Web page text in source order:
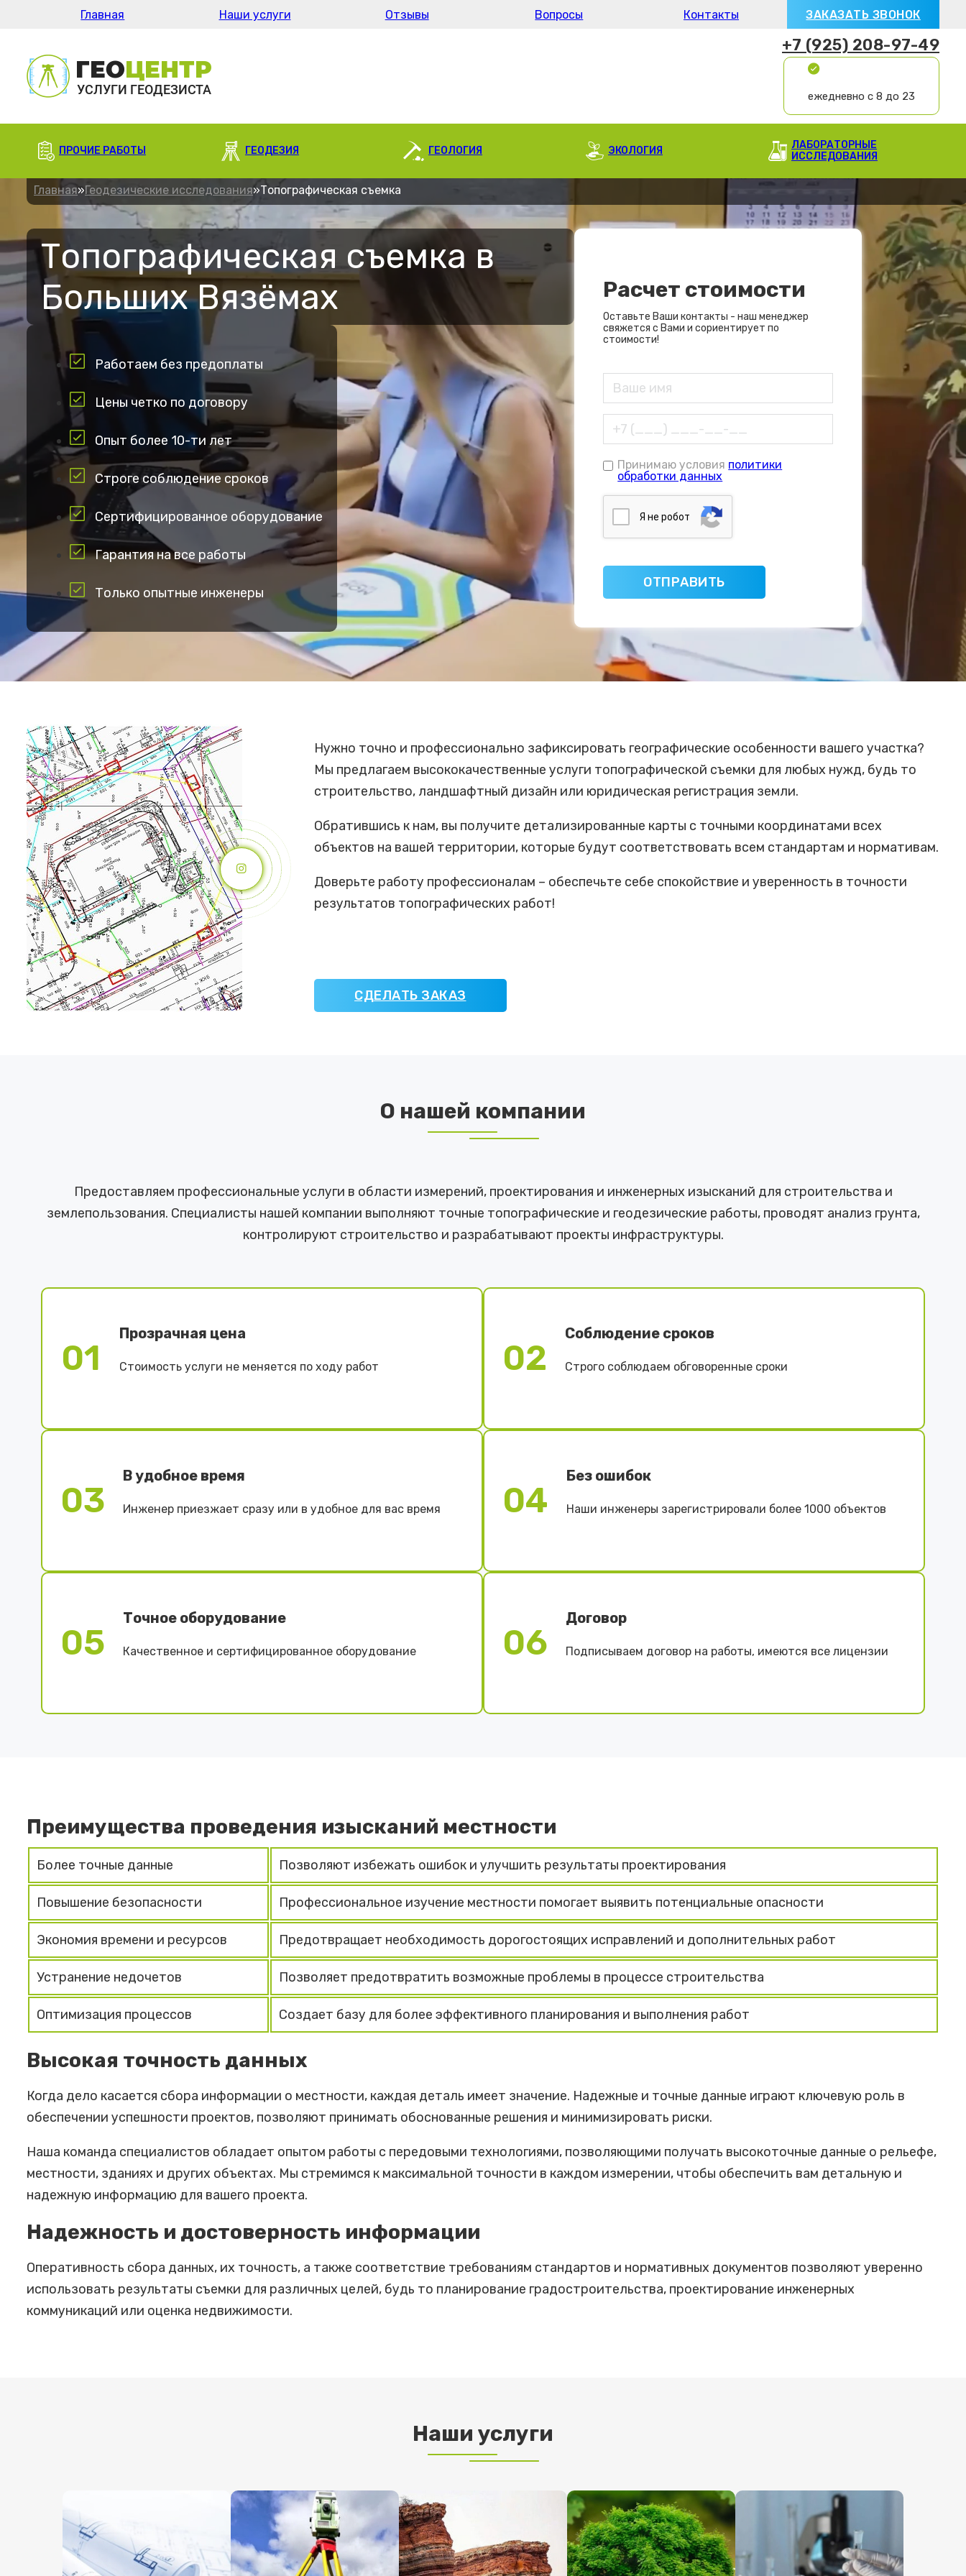
Главная Наши услуги Отзывы Вопросы Контакты ЗАКАЗАТЬ ЗВОНОК
+7 (925) 208-97-49
ежедневно с 8 до 23
ПРОЧИЕ РАБОТЫ ГЕОДЕЗИЯ ГЕОЛОГИЯ ЭКОЛОГИЯ
ЛАБОРАТОРНЫЕ
ИССЛЕДОВАНИЯ
Главная»Геодезические исследования»Топографическая съемка
Топографическая съемка в
Больших Вязёмах
Работаем без предоплаты
Цены четко по договору
Опыт более 10-ти лет
Строге соблюдение сроков
Сертифицированное оборудование
Гарантия на все работы
Только опытные инженеры
Расчет стоимости
Оставьте Ваши контакты - наш менеджер
свяжется с Вами и сориентирует по
стоимости!
Принимаю условия политики
обработки данных
Я нe poбoт
Нужно точно и профессионально зафиксировать географические особенности вашего участка?
Мы предлагаем высококачественные услуги топографической съемки для любых нужд, будь то
строительство, ландшафтный дизайн или юридическая регистрация земли.
Обратившись к нам, вы получите детализированные карты с точными координатами всех
объектов на вашей территории, которые будут соответствовать всем стандартам и нормативам.
Доверьте работу профессионалам – обеспечьте себе спокойствие и уверенность в точности
результатов топографических работ!
СДЕЛАТЬ ЗАКАЗ
О нашей компании
Предоставляем профессиональные услуги в области измерений, проектирования и инженерных изысканий для строительства и
землепользования. Специалисты нашей компании выполняют точные топографические и геодезические работы, проводят анализ грунта,
контролируют строительство и разрабатывают проекты инфраструктуры.
01
Прозрачная цена
Стоимость услуги не меняется по ходу работ 02
Соблюдение сроков
Строго соблюдаем обговоренные сроки
03
В удобное время
Инженер приезжает сразу или в удобное для вас время 04
Без ошибок
Наши инженеры зарегистрировали более 1000 объектов
05
Точное оборудование
Качественное и сертифицированное оборудование 06
Договор
Подписываем договор на работы, имеются все лицензии
Преимущества проведения изысканий местности
Более точные данные Позволяют избежать ошибок и улучшить результаты проектирования
Повышение безопасности Профессиональное изучение местности помогает выявить потенциальные опасности
Экономия времени и ресурсов Предотвращает необходимость дорогостоящих исправлений и дополнительных работ
Устранение недочетов Позволяет предотвратить возможные проблемы в процессе строительства
Оптимизация процессов Создает базу для более эффективного планирования и выполнения работ
Высокая точность данных
Когда дело касается сбора информации о местности, каждая деталь имеет значение. Надежные и точные данные играют ключевую роль в
обеспечении успешности проектов, позволяют принимать обоснованные решения и минимизировать риски.
Наша команда специалистов обладает опытом работы с передовыми технологиями, позволяющими получать высокоточные данные о рельефе,
местности, зданиях и других объектах. Мы стремимся к максимальной точности в каждом измерении, чтобы обеспечить вам детальную и
надежную информацию для вашего проекта.
Надежность и достоверность информации
Оперативность сбора данных, их точность, а также соответствие требованиям стандартов и нормативных документов позволяют уверенно
использовать результаты съемки для различных целей, будь то планирование градостроительства, проектирование инженерных
коммуникаций или оценка недвижимости.
Наши услуги